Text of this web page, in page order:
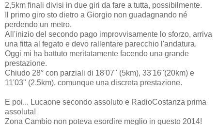
2,5km finali divisi in due giri da fare a tutta, possibilmente.
Il primo giro sto dietro a Giorgio non guadagnando né
perdendo un metro.
All'inizio del secondo pago improvvisamente lo sforzo, arriva
una fitta al fegato e devo rallentare parecchio l'andatura.
Oggi mi ha battuto meritatamente facendo una grande
prestazione.
Chiudo 28° con parziali di 18'07" (5km), 33'16"(20km) e
11'03" (2,5km), comunque una discreta prestazione.
E poi... Lucaone secondo assoluto e RadioCostanza prima
assoluta!
Zona Cambio non poteva esordire meglio in questo 2014!